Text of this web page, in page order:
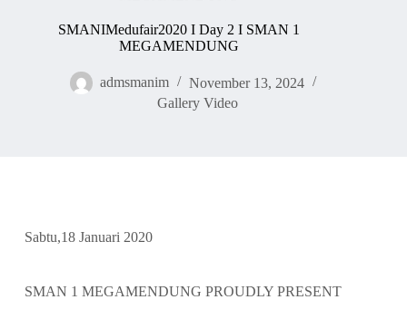
SMANIMedufair2020 I Day 2 I SMAN 1
MEGAMENDUNG
admsmanim
November 13, 2024
Gallery Video
Sabtu,18 Januari 2020
SMAN 1 MEGAMENDUNG PROUDLY PRESENT